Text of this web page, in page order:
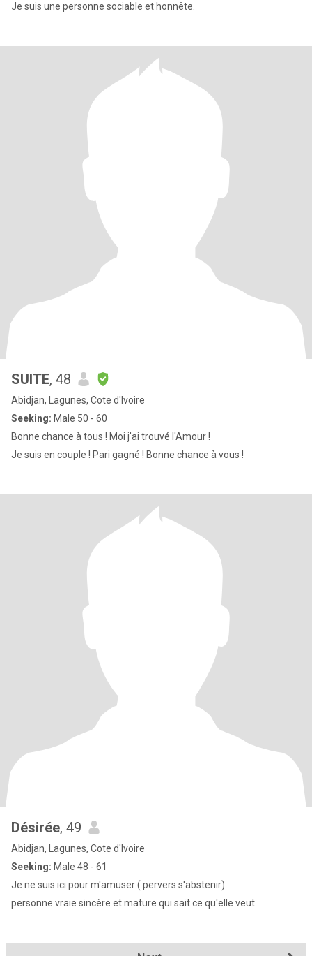
Je suis une personne sociable et honnête.
SUITE, 48
Abidjan, Lagunes, Cote d'Ivoire
Seeking: Male 50 - 60
Bonne chance à tous ! Moi j'ai trouvé l'Amour !
Je suis en couple ! Pari gagné ! Bonne chance à vous !
Désirée, 49
Abidjan, Lagunes, Cote d'Ivoire
Seeking: Male 48 - 61
Je ne suis ici pour m'amuser ( pervers s'abstenir)
personne vraie sincère et mature qui sait ce qu'elle veut